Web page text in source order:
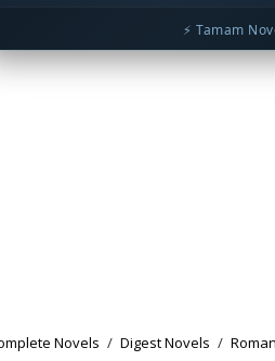
⚡ Tamam
Novels / Digest Novels /